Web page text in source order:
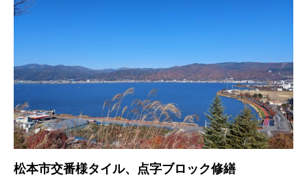
松本市交番様タイル、点字ブロック修繕